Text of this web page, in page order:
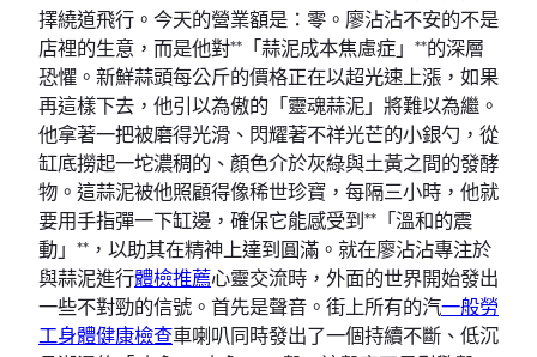
擇繞道飛行。今天的營業額是：零。廖沾沾不安的不是
店裡的生意，而是他對**「蒜泥成本焦慮症」**的深層
恐懼。新鮮蒜頭每公斤的價格正在以超光速上漲，如果
再這樣下去，他引以為傲的「靈魂蒜泥」將難以為繼。
他拿著一把被磨得光滑、閃耀著不祥光芒的小銀勺，從
缸底撈起一坨濃稠的、顏色介於灰綠與土黃之間的發酵
物。這蒜泥被他照顧得像稀世珍寶，每隔三小時，他就
要用手指彈一下缸邊，確保它能感受到**「溫和的震
動」**，以助其在精神上達到圓滿。就在廖沾沾專注於
與蒜泥進行體檢推薦心靈交流時，外面的世界開始發出
一些不對勁的信號。首先是聲音。街上所有的汽一般勞
工身體健康檢查車喇叭同時發出了一個持續不斷、低沉